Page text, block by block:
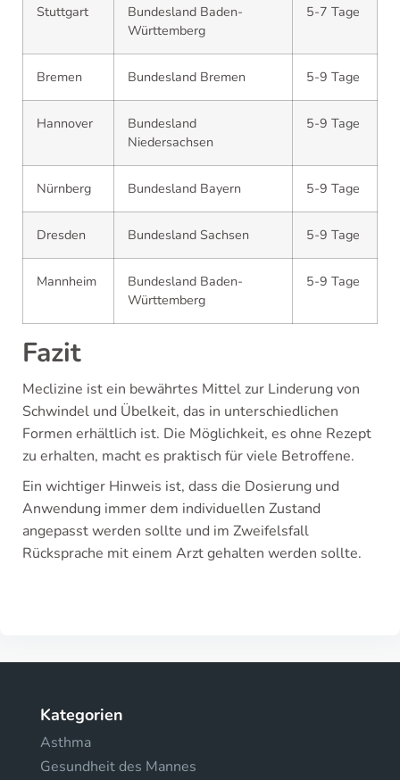
Stuttgart
Bundesland Baden-
Württemberg
5-7 Tage
Bremen Bundesland Bremen 5-9 Tage
Hannover
Bundesland
Niedersachsen
5-9 Tage
Nürnberg Bundesland Bayern 5-9 Tage
Dresden Bundesland Sachsen 5-9 Tage
Mannheim
Bundesland Baden-
Württemberg
5-9 Tage
Fazit
Meclizine ist ein bewährtes Mittel zur Linderung von
Schwindel und Übelkeit, das in unterschiedlichen
Formen erhältlich ist. Die Möglichkeit, es ohne Rezept
zu erhalten, macht es praktisch für viele Betroffene.
Ein wichtiger Hinweis ist, dass die Dosierung und
Anwendung immer dem individuellen Zustand
angepasst werden sollte und im Zweifelsfall
Rücksprache mit einem Arzt gehalten werden sollte.
Kategorien
Asthma
Gesundheit des Mannes